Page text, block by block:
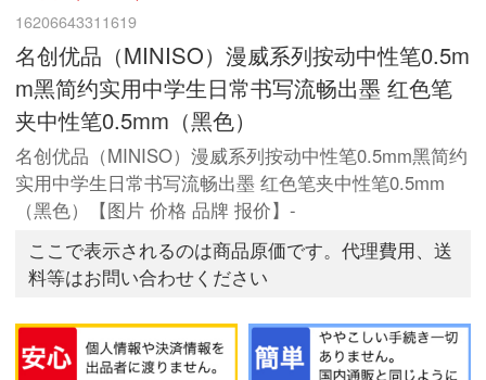
16206643311619
名创优品（MINISO）漫威系列按动中性笔0.5m
m黑简约实用中学生日常书写流畅出墨 红色笔
夹中性笔0.5mm（黑色）
名创优品（MINISO）漫威系列按动中性笔0.5mm黑简约
实用中学生日常书写流畅出墨 红色笔夹中性笔0.5mm
（黑色）【图片 价格 品牌 报价】-
ここで表示されるのは商品原価です。代理費用、送
料等はお問い合わせください